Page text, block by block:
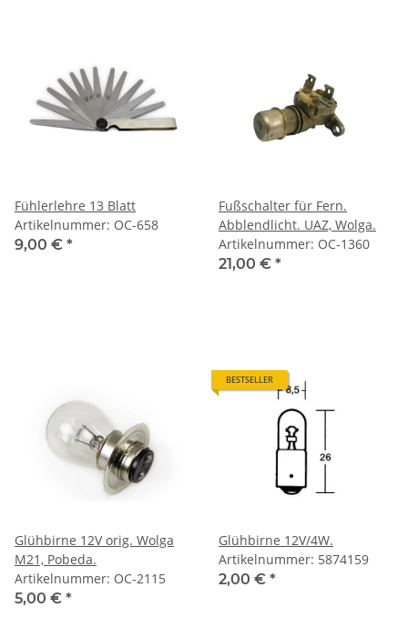
Fühlerlehre 13 Blatt
Artikelnummer: OC-658
9,00 € *
Fußschalter für Fern.
Abblendlicht. UAZ, Wolga.
Artikelnummer: OC-1360
21,00 € *
Glühbirne 12V orig. Wolga
M21, Pobeda.
Artikelnummer: OC-2115
5,00 € *
BESTSELLER
Glühbirne 12V/4W.
Artikelnummer: 5874159
2,00 € *